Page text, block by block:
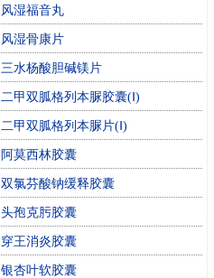
风湿福音丸
风湿骨康片
三水杨酸胆碱镁片
二甲双胍格列本脲胶囊(Ⅰ)
二甲双胍格列本脲片(Ⅰ)
阿莫西林胶囊
双氯芬酸钠缓释胶囊
头孢克肟胶囊
穿王消炎胶囊
银杏叶软胶囊